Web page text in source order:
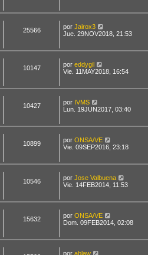
25566 por Jairox3
Jue. 29NOV2018, 21:53
10147 por eddygil
Vie. 11MAY2018, 16:54
10427 por IVMS
Lun. 19JUN2017, 03:40
10899 por ONSA/VE
Vie. 09SEP2016, 23:18
10546 por Jose Valbuena
Vie. 14FEB2014, 11:53
15632 por ONSA/VE
Dom. 09FEB2014, 02:08
por ablaw